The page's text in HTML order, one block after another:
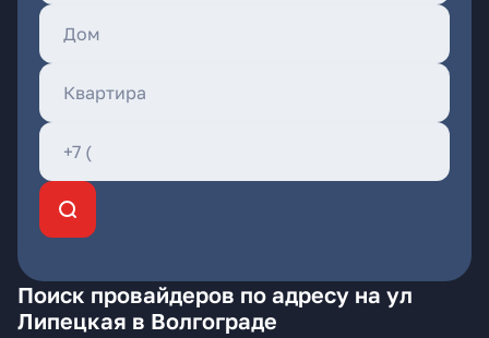
Поиск провайдеров по адресу на ул
Липецкая в Волгограде